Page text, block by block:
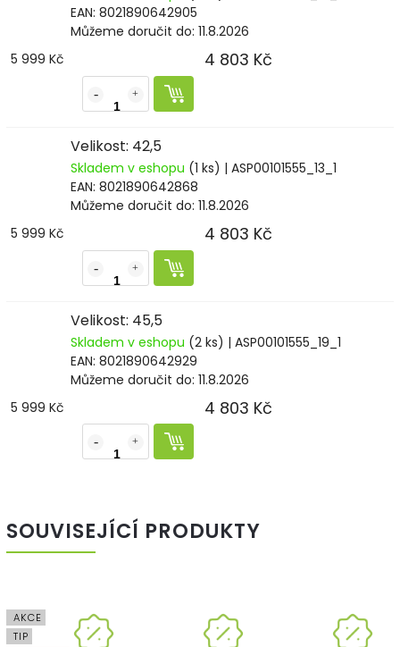
EAN: 8021890642905
Můžeme doručit do: 11.8.2026
5 999 Kč
4 803 Kč
Velikost: 42,5
Skladem v eshopu (1 ks) | ASP00101555_13_1
EAN: 8021890642868
Můžeme doručit do: 11.8.2026
5 999 Kč
4 803 Kč
Velikost: 45,5
Skladem v eshopu (2 ks) | ASP00101555_19_1
EAN: 8021890642929
Můžeme doručit do: 11.8.2026
5 999 Kč
4 803 Kč
SOUVISEJÍCÍ PRODUKTY
AKCE
TIP